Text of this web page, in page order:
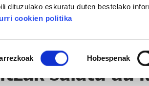
dituzulako eskuratu duten bestelako
cookien politika
Hobespenak
salatu du